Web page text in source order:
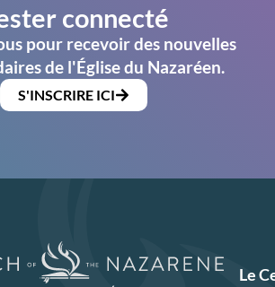
connecté
pour recevoir des nouvelles
de l'Église du Nazaréen.
S'INSCRIRE ICI
Le